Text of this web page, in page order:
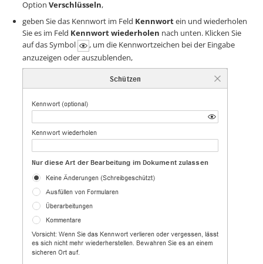
Option Verschlüsseln,
geben Sie das Kennwort im Feld Kennwortein und wiederholen
Sie es im Feld Kennwort wiederholen nach unten. Klicken Sie
auf das Symbol
, um die Kennwortzeichen bei der Eingabe
anzuzeigen oder auszublenden,